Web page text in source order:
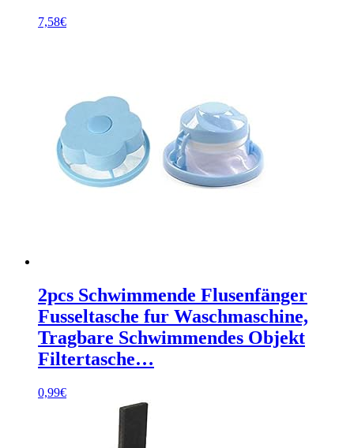
7,58€
2pcs Schwimmende Flusenfänger
Fusseltasche fur Waschmaschine,
Tragbare Schwimmendes Objekt
Filtertasche…
0,99€